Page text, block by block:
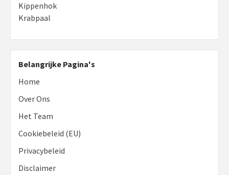
Kippenhok
Krabpaal
Belangrijke Pagina's
Home
Over Ons
Het Team
Cookiebeleid (EU)
Privacybeleid
Disclaimer